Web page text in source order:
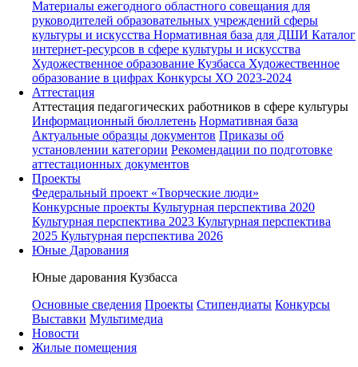
Материалы ежегодного областного совещания для
руководителей образовательных учреждений сферы
культуры и искусства Нормативная база для ДШИ Каталог
интернет-ресурсов в сфере культуры и искусства
Художественное образование Кузбасса Художественное
образование в цифрах Конкурсы ХО 2023-2024
Аттестация
Аттестация педагогических работников в сфере культуры
Информационный бюллетень Нормативная база
Актуальные образцы документов Приказы об
установлении категории Рекомендации по подготовке
аттестационных документов
Проекты
Федеральный проект «Творческие люди»
Конкурсные проекты Культурная перспектива 2020
Культурная перспектива 2023 Культурная перспектива
2025 Культурная перспектива 2026
Юные Дарования
Юные дарования Кузбасса
Основные сведения Проекты Стипендиаты Конкурсы
Выставки Мультимедиа
Новости
Жилые помещения